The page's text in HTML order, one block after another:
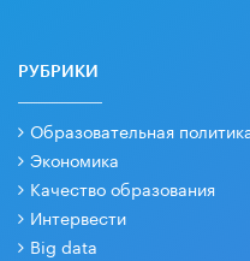
РУБРИКИ
Образовательная
Экономика
Качество образования
Интервести
Big data